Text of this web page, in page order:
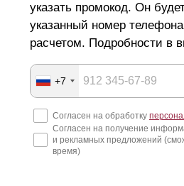
указать промокод. Он
указанный номер
расчетом. Подробности в
+7
Согласен на обработку
Согласен на получение
и рекламных предложений
время)